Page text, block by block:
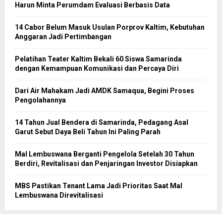
Harun Minta Perumdam Evaluasi Berbasis Data
14 Cabor Belum Masuk Usulan Porprov Kaltim, Kebutuhan
Anggaran Jadi Pertimbangan
Pelatihan Teater Kaltim Bekali 60 Siswa Samarinda
dengan Kemampuan Komunikasi dan Percaya Diri
Dari Air Mahakam Jadi AMDK Samaqua, Begini Proses
Pengolahannya
14 Tahun Jual Bendera di Samarinda, Pedagang Asal
Garut Sebut Daya Beli Tahun Ini Paling Parah
Mal Lembuswana Berganti Pengelola Setelah 30 Tahun
Berdiri, Revitalisasi dan Penjaringan Investor Disiapkan
MBS Pastikan Tenant Lama Jadi Prioritas Saat Mal
Lembuswana Direvitalisasi